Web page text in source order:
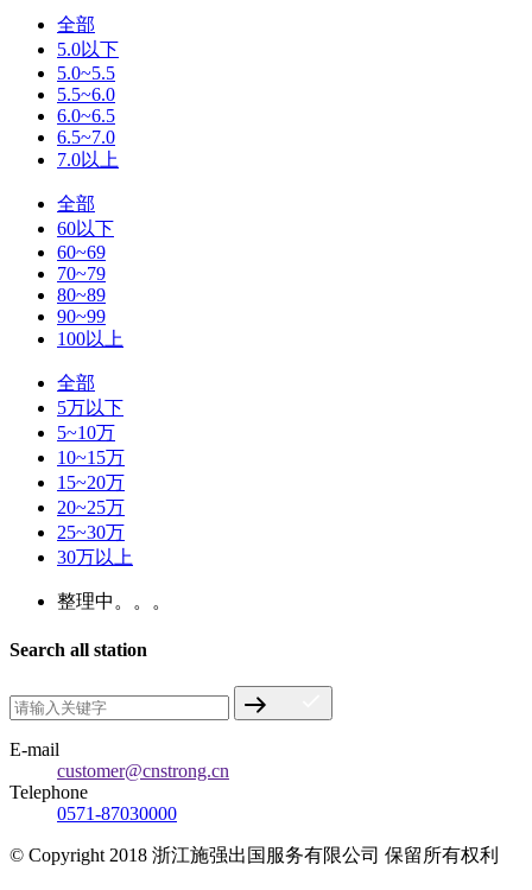
全部
5.0以下
5.0~5.5
5.5~6.0
6.0~6.5
6.5~7.0
7.0以上
全部
60以下
60~69
70~79
80~89
90~99
100以上
全部
5万以下
5~10万
10~15万
15~20万
20~25万
25~30万
30万以上
整理中。。。
Search all station
E-mail
customer@cnstrong.cn
Telephone
0571-87030000
© Copyright 2018 浙江施强出国服务有限公司 保留所有权利